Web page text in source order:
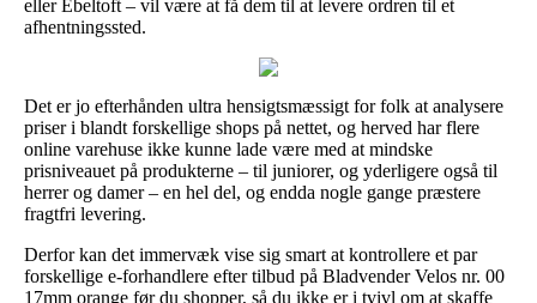
eller Ebeltoft – vil være at få dem til at levere ordren til et
afhentningssted.
Det er jo efterhånden ultra hensigtsmæssigt for folk at analysere
priser i blandt forskellige shops på nettet, og herved har flere
online varehuse ikke kunne lade være med at mindske
prisniveauet på produkterne – til juniorer, og yderligere også til
herrer og damer – en hel del, og endda nogle gange præstere
fragtfri levering.
Derfor kan det immervæk vise sig smart at kontrollere et par
forskellige e-forhandlere efter tilbud på Bladvender Velos nr. 00
17mm orange før du shopper, så du ikke er i tvivl om at skaffe